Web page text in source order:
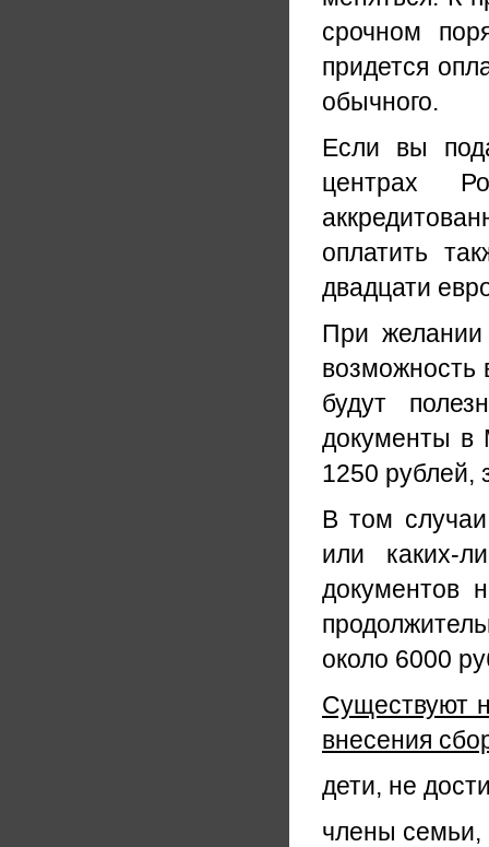
срочном
придется
обычного.
Если вы
центрах
оплатить
двадцати
При желании
возможность
будут
документы в
1250 рублей,
В том
или каких-
документов
около 6000
Существуют
внесения
дети, не
члены семьи,